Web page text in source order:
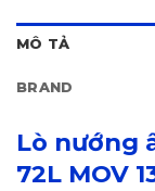
MÔ TẢ
BRAND
Lò nướng
72L MOV